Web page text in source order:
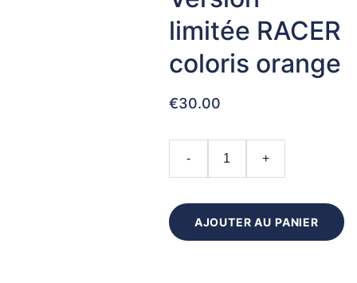
limitée RACER
coloris orange
€30.00
- +
AJOUTER AU PANIER